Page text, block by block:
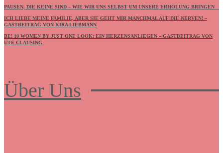
PAUSEN, DIE KEINE SIND – WIE WIR UNS SELBST UM UNSERE ERHOLUNG BRINGEN
ICH LIEBE MEINE FAMILIE, ABER SIE GEHT MIR MANCHMAL AUF DIE NERVEN! –
GASTBEITRAG VON KIRA LIEBMANN
BE! 10 WOMEN BY JUST ONE LOOK: EIN HERZENSANLIEGEN – GASTBEITRAG VON
UTE CLAUSING
Über Uns